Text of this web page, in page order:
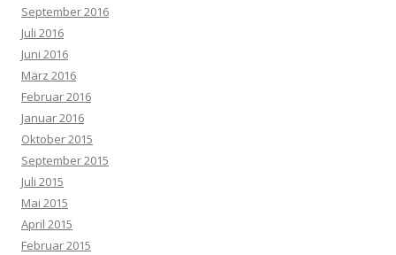
September 2016
Juli 2016
Juni 2016
März 2016
Februar 2016
Januar 2016
Oktober 2015
September 2015
Juli 2015
Mai 2015
April 2015
Februar 2015